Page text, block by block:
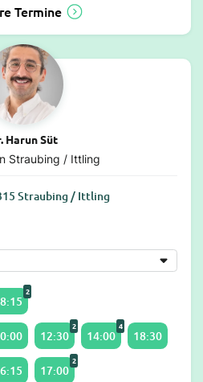
Termine
Harun Süt
Straubing / Ittling
Straubing / Ittling
2
12:30
2
14:00
4
18:30
17:00
2